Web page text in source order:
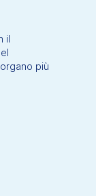
il
più